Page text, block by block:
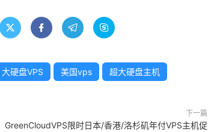
   
大硬盘VPS 美国vps 超大硬盘主机
下一篇
GreenCloudVPS限时日本/香港/洛杉矶年付VPS主机促